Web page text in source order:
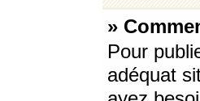
»
Pour
adéquat